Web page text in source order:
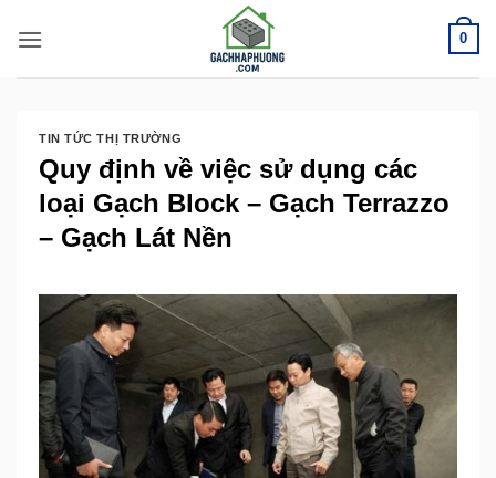
qua
nội
0
TIN TỨC THỊ TRƯỜNG
Quy định về việc sử dụng các
loại Gạch Block – Gạch Terrazzo
– Gạch Lát Nền